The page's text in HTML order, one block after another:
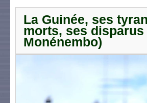
La Guinée, ses
morts, ses disparus
Monénembo)